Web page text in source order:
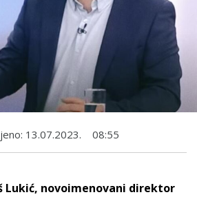
13.07.2023. 08:55
Lukić, novoimenovani direktor